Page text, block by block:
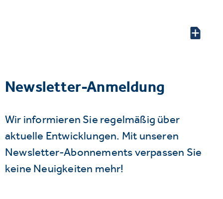
Newsletter-Anmeldung
Wir informieren Sie regelmäßig über
aktuelle Entwicklungen. Mit unseren
Newsletter-Abonnements verpassen Sie
keine Neuigkeiten mehr!